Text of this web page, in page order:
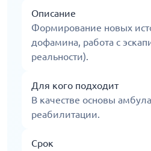
Описание
Формирование новых
дофамина, работа с
реальности).
Для кого подходит
В качестве основы
реабилитации.
Срок